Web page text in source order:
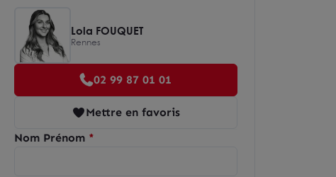
Lola FOUQUET
Rennes
02 99 87 01 01
Mettre en favoris
Nom Prénom